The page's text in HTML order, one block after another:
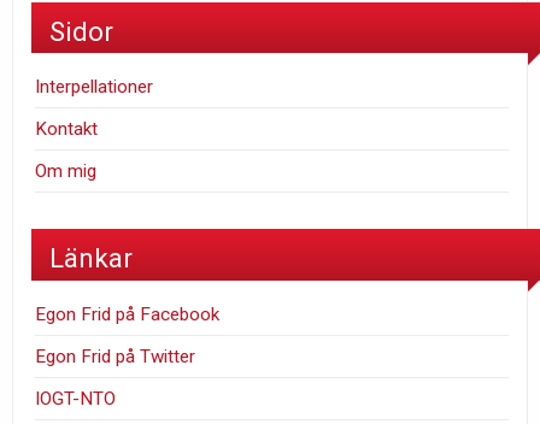
Sidor
Interpellationer
Kontakt
Om mig
Länkar
Egon Frid på Facebook
Egon Frid på Twitter
IOGT-NTO